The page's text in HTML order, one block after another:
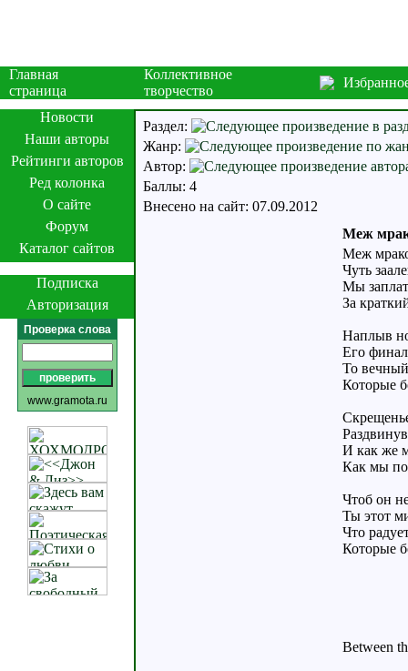
Главная
страница
Коллективное
творчество
Новости
Наши авторы
Рейтинги авторов
Ред колонка
О сайте
Форум
Каталог сайтов
Подписка
Авторизация
Проверка слова
www.gramota.ru
Раздел:
Жанр:
Автор:
Баллы: 4
Внесено на сайт: 07.09.2012
Меж
Меж
Чуть
Мы
За
Наплыв
Его
То
Которые
И как же
Как мы
Чтоб он
Ты этот
Что
Которые
Between